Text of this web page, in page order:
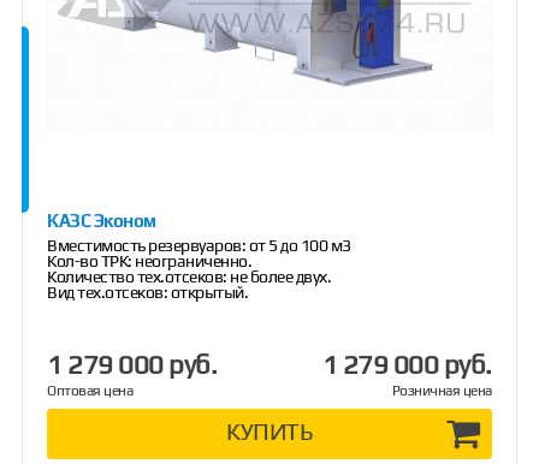
КАЗС Эконом
Вместимость резервуаров: от 5 до 100 м3
Кол-во ТРК: неограниченно.
Количество тех.отсеков: не более двух.
Вид тех.отсеков: открытый.
1 279 000 руб.
Оптовая цена
1 279 000 руб.
Розничная цена
КУПИТЬ